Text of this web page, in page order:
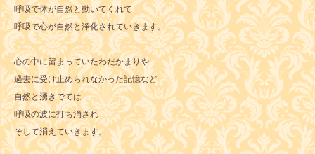
呼吸で体が自然と動いてくれて
呼吸で心が自然と浄化されていきます。
心の中に留まっていたわだかまりや
過去に受け止められなかった記憶など
自然と湧きでては
呼吸の波に打ち消され
そして消えていきます。